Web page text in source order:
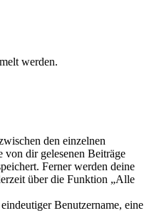
werden.
den einzelnen
dir gelesenen Beiträge
Ferner werden deine
über die Funktion „Alle
Benutzername, eine